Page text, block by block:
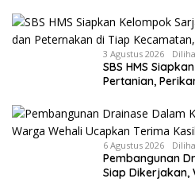
3 Agustus 2026
SBS HMS
Pertanian,
6 Agustus 2026
Pembangunan
Siap Dikerjakan,